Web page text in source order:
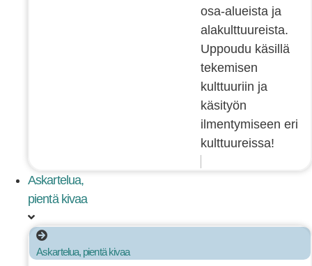
osa-alueista ja
alakulttuureista.
Uppoudu käsillä
tekemisen
kulttuuriin ja
käsityön
ilmentymiseen eri
kulttuureissa!
Askartelua,
pientä kivaa
Askartelua, pientä kivaa